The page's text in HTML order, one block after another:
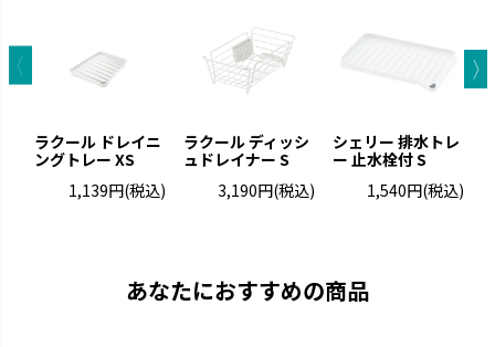
ラクール ドレイニ
ングトレー XS
1,139円(税込)
ラクール ディッシ
ュドレイナー S
3,190円(税込)
シェリー 排水トレ
ー 止水栓付 S
1,540円(税込)
あなたにおすすめの商品